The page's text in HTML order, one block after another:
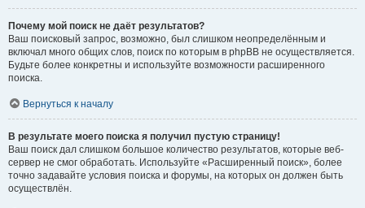
Почему мой поиск не даёт результатов?
Ваш поисковый запрос, возможно, был слишком неопределённым и
включал много общих слов, поиск по которым в phpBB не осуществляется.
Будьте более конкретны и используйте возможности расширенного
поиска.
Вернуться к началу
В результате моего поиска я получил пустую страницу!
Ваш поиск дал слишком большое количество результатов, которые веб-
сервер не смог обработать. Используйте «Расширенный поиск», более
точно задавайте условия поиска и форумы, на которых он должен быть
осуществлён.